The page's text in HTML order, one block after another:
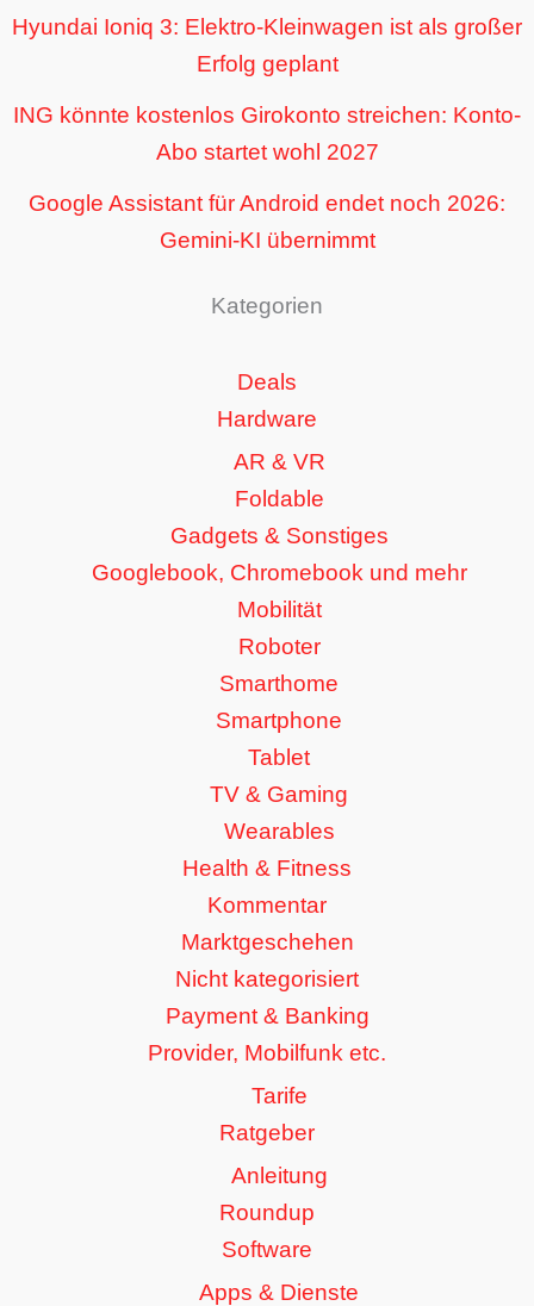
Hyundai Ioniq 3: Elektro-Kleinwagen ist als großer
Erfolg geplant
ING könnte kostenlos Girokonto streichen: Konto-
Abo startet wohl 2027
Google Assistant für Android endet noch 2026:
Gemini-KI übernimmt
Kategorien
Deals
Hardware
AR & VR
Foldable
Gadgets & Sonstiges
Googlebook, Chromebook und mehr
Mobilität
Roboter
Smarthome
Smartphone
Tablet
TV & Gaming
Wearables
Health & Fitness
Kommentar
Marktgeschehen
Nicht kategorisiert
Payment & Banking
Provider, Mobilfunk etc.
Tarife
Ratgeber
Anleitung
Roundup
Software
Apps & Dienste